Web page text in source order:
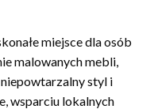
miejsce dla osób
malowanych mebli,
styl i
wsparciu lokalnych